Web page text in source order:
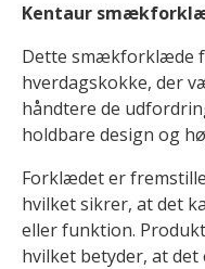
Kentaur
Dette smækforklæde
hverdagskokke, der
håndtere de
holdbare design og
Forklædet er
hvilket sikrer, at det
eller funktion.
hvilket betyder, at